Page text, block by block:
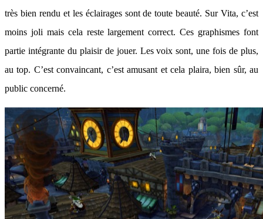
très bien rendu et les éclairages sont de toute beauté. Sur Vita, c’est
moins joli mais cela reste largement correct. Ces graphismes font
partie intégrante du plaisir de jouer. Les voix sont, une fois de plus,
au top. C’est convaincant, c’est amusant et cela plaira, bien sûr, au
public concerné.